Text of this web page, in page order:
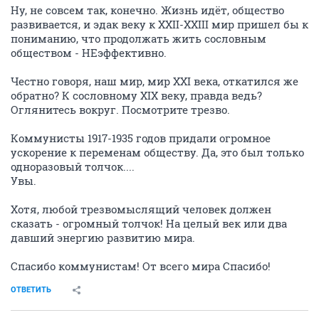
Ну, не совсем так, конечно. Жизнь идёт, общество
развивается, и эдак веку к XXII-XXIII мир пришел бы к
пониманию, что продолжать жить сословным
обществом - НЕэффективно.
Честно говоря, наш мир, мир XXI века, откатился же
обратно? К сословному XIX веку, правда ведь?
Оглянитесь вокруг. Посмотрите трезво.
Коммунисты 1917-1935 годов придали огромное
ускорение к переменам обществу. Да, это был только
одноразовый толчок....
Увы.
Хотя, любой трезвомыслящий человек должен
сказать - огромный толчок! На целый век или два
давший энергию развитию мира.
Спасибо коммунистам! От всего мира Спасибо!
ОТВЕТИТЬ